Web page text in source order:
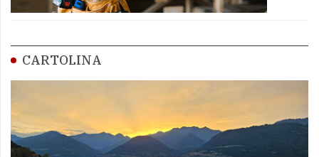
CARTOLINA